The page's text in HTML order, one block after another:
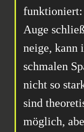
funktioniert:
Auge
neige, kann
schmalen
nicht so
sind
möglich,